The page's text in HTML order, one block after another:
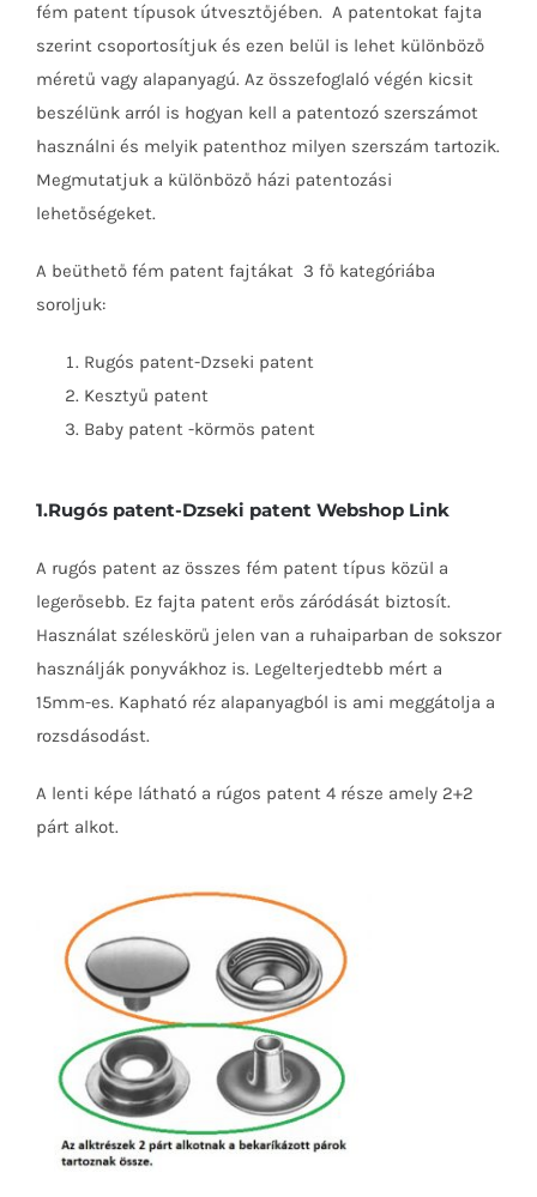
fém patent típusok útvesztőjében. A patentokat fajta
szerint csoportosítjuk és ezen belül is lehet különböző
méretű vagy alapanyagú. Az összefoglaló végén kicsit
beszélünk arról is hogyan kell a patentozó szerszámot
használni és melyik patenthoz milyen szerszám tartozik.
Megmutatjuk a különböző házi patentozási
lehetőségeket.
A beüthető fém patent fajtákat 3 fő kategóriába
soroljuk:
Rugós patent-Dzseki patent
Kesztyű patent
Baby patent -körmös patent
1.Rugós patent-Dzseki patent Webshop Link
A rugós patent az összes fém patent típus közül a
legerősebb. Ez fajta patent erős záródását biztosít.
Használat széleskörű jelen van a ruhaiparban de sokszor
használják ponyvákhoz is. Legelterjedtebb mért a
15mm-es. Kapható réz alapanyagból is ami meggátolja a
rozsdásodást.
A lenti képe látható a rúgos patent 4 része amely 2+2
párt alkot.